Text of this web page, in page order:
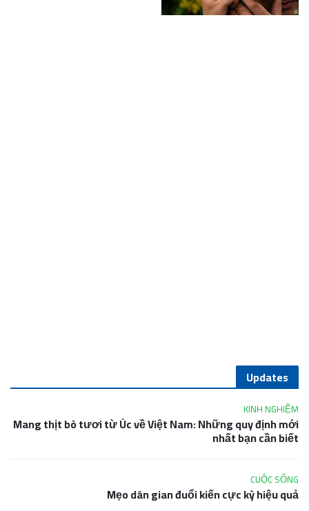
Updates
KINH NGHIỆM
Mang thịt bò tươi từ Úc về Việt Nam: Những quy định mới
nhất bạn cần biết
CUỘC SỐNG
Mẹo dân gian đuổi kiến cực kỳ hiệu quả